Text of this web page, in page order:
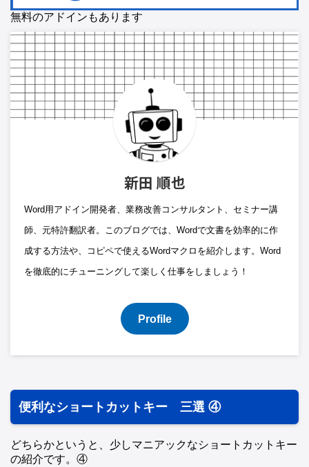
無料のアドインもあります
新田 順也
Word用アドイン開発者、業務改善コンサルタント、セミナー講
師、元特許翻訳者。このブログでは、Wordで文書を効率的に作
成する方法や、コピペで使えるWordマクロを紹介します。Word
を徹底的にチューニングして楽しく仕事をしましょう！
Profile
便利なショートカットキー 三選 ④
どちらかというと、少しマニアックなショートカットキー
の紹介です。④